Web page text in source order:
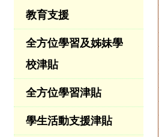
教育支援
全方位學習及姊妹學
校津貼
全方位學習津貼
學生活動支援津貼